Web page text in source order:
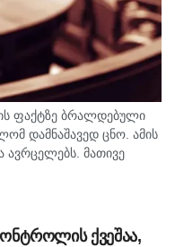
ფაქტზე ბრალდებული
დამნაშავედ ცნო. ამის
ავრცელებს. მათივე
ბათუმის ერთ-
დროსაც კლინიკის ერთ-
ქვეშაა,